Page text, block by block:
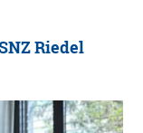
Riedel